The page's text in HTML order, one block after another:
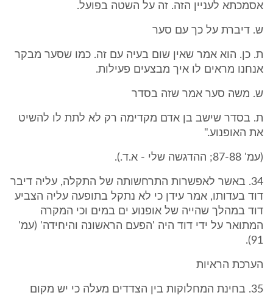
אסמכתא לעניין הזה. זה על השטה בפועל.
ש. דיברת על כך עם סער
ת. כן. הוא אמר שאין שום בעיה עם זה. כמו שסער מבקר
אנחנו מראים לו איך מבצעים פעילות.
ש. משה סער אמר שזה בסדר
ת. בסדר שישב בן אדם מקדימה רק לא לתת לו להשיט
את האופנוע."
(עמ' 87-88; ההדגשה שלי - א.ד.).
34. באשר לאפשרות התרחשותה של התקלה, עליה דיבר
דוד בעדותו, אמר עידן כי לא נתקל בתופעה עליה הצביע
דוד במהלך שהייה של אופנוע ים במים וכי המקרה
המתואר על ידי דוד היה 'הפעם הראשונה והיחידה' (עמ'
91).
הערכת הראיות
35. בחינת המחלוקות בין הצדדים מעלה כי יש מקום